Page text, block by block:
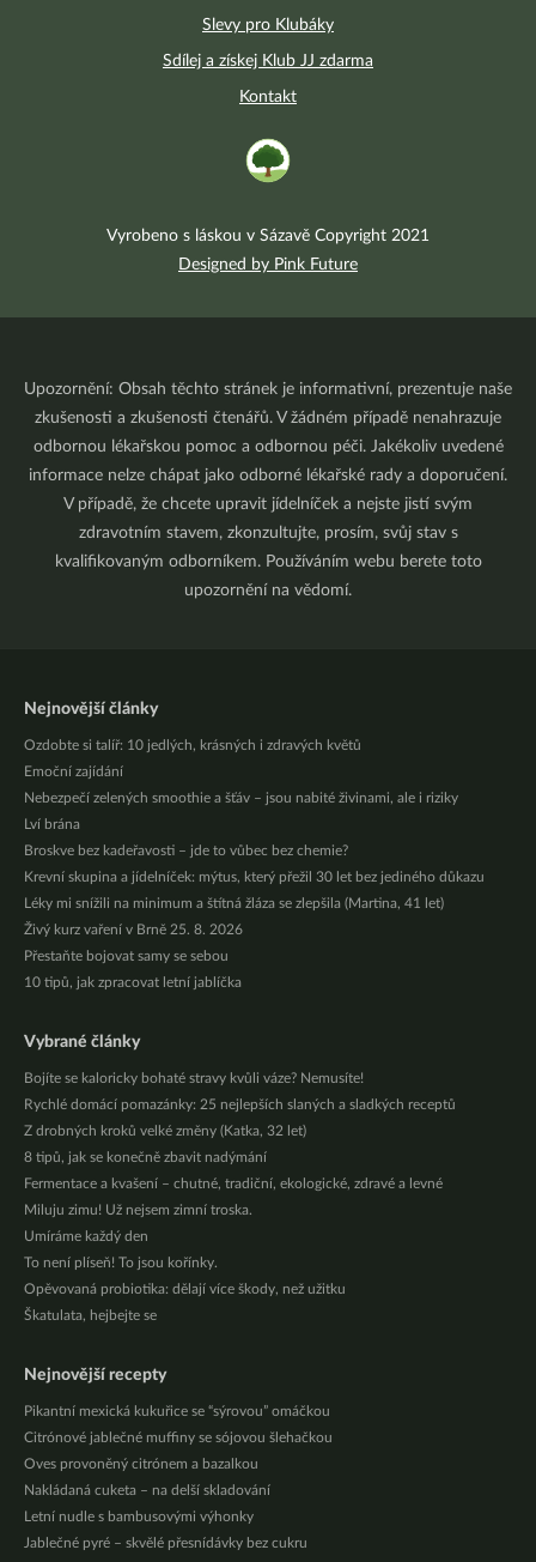
Slevy pro Klubáky
Sdílej a získej Klub JJ zdarma
Kontakt
Vyrobeno s láskou v Sázavě Copyright 2021
Designed by Pink Future
Upozornění: Obsah těchto stránek je informativní, prezentuje naše
zkušenosti a zkušenosti čtenářů. V žádném případě nenahrazuje
odbornou lékařskou pomoc a odbornou péči. Jakékoliv uvedené
informace nelze chápat jako odborné lékařské rady a doporučení.
V případě, že chcete upravit jídelníček a nejste jistí svým
zdravotním stavem, zkonzultujte, prosím, svůj stav s
kvalifikovaným odborníkem. Používáním webu berete toto
upozornění na vědomí.
Nejnovější články
Ozdobte si talíř: 10 jedlých, krásných i zdravých květů
Emoční zajídání
Nebezpečí zelených smoothie a šťáv – jsou nabité živinami, ale i riziky
Lví brána
Broskve bez kadeřavosti – jde to vůbec bez chemie?
Krevní skupina a jídelníček: mýtus, který přežil 30 let bez jediného důkazu
Léky mi snížili na minimum a štítná žláza se zlepšila (Martina, 41 let)
Živý kurz vaření v Brně 25. 8. 2026
Přestaňte bojovat samy se sebou
10 tipů, jak zpracovat letní jablíčka
Vybrané články
Bojíte se kaloricky bohaté stravy kvůli váze? Nemusíte!
Rychlé domácí pomazánky: 25 nejlepších slaných a sladkých receptů
Z drobných kroků velké změny (Katka, 32 let)
8 tipů, jak se konečně zbavit nadýmání
Fermentace a kvašení – chutné, tradiční, ekologické, zdravé a levné
Miluju zimu! Už nejsem zimní troska.
Umíráme každý den
To není plíseň! To jsou kořínky.
Opěvovaná probiotika: dělají více škody, než užitku
Škatulata, hejbejte se
Nejnovější recepty
Pikantní mexická kukuřice se “sýrovou” omáčkou
Citrónové jablečné muffiny se sójovou šlehačkou
Oves provoněný citrónem a bazalkou
Nakládaná cuketa – na delší skladování
Letní nudle s bambusovými výhonky
Jablečné pyré – skvělé přesnídávky bez cukru